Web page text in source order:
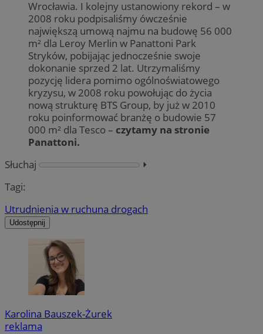
Wrocławia. I kolejny ustanowiony rekord – w
2008 roku podpisaliśmy ówcześnie
największą umową najmu na budowę 56 000
m² dla Leroy Merlin w Panattoni Park
Stryków, pobijając jednocześnie swoje
dokonanie sprzed 2 lat. Utrzymaliśmy
pozycję lidera pomimo ogólnoświatowego
kryzysu, w 2008 roku powołując do życia
nową strukturę BTS Group, by już w 2010
roku poinformować branżę o budowie 57
000 m² dla Tesco – czytamy na stronie
Panattoni.
Słuchaj
⏵︎
Tagi:
Utrudnienia w ruchuna drogach
Udostępnij
Karolina Bauszek-Żurek
reklama